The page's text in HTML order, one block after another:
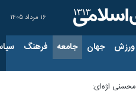
۱۶ مرداد ۱۴۰۵
ورزش جهان جامعه فرهنگ
محسنی اژه‌ای: